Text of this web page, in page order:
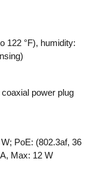
122 °F), humidity:
power plug
PoE: (802.3af, 36
Max: 12 W